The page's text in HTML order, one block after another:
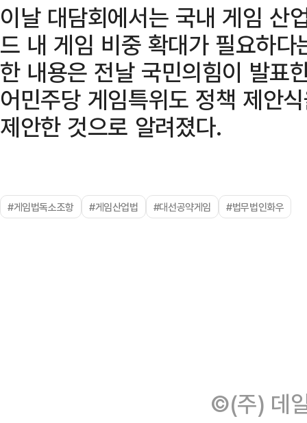
이날 대담회에서는 국내 게임 산
드 내 게임 비중 확대가 필요하
한 내용은 전날 국민의힘이 발표
어민주당 게임특위도 정책 제안
제안한 것으로 알려졌다.
#게임법독소조항 #게임산업법 #대선공약게임 #법무법인화우
©(주) 데